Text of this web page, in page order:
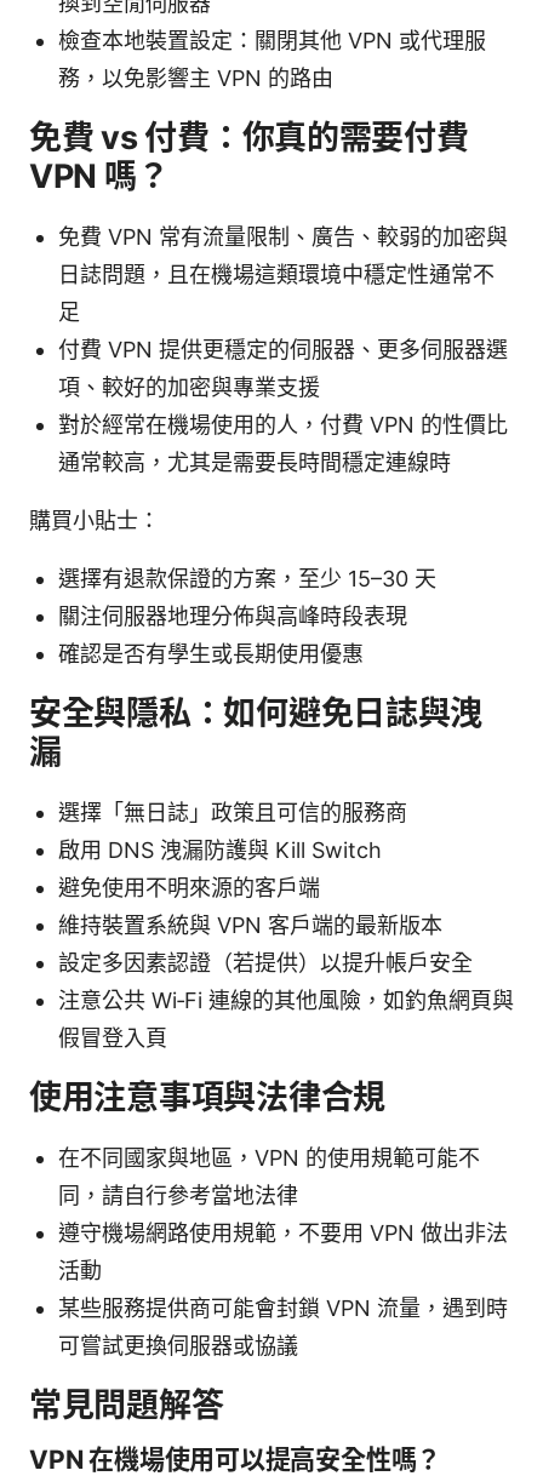
檢查本地裝置設定：關閉其他 VPN 或代理服
務，以免影響主 VPN 的路由
免費 vs 付費：你真的需要付費
VPN 嗎？
免費 VPN 常有流量限制、廣告、較弱的加密與
日誌問題，且在機場這類環境中穩定性通常不
足
付費 VPN 提供更穩定的伺服器、更多伺服器選
項、較好的加密與專業支援
對於經常在機場使用的人，付費 VPN 的性價比
通常較高，尤其是需要長時間穩定連線時
購買小貼士：
選擇有退款保證的方案，至少 15–30 天
關注伺服器地理分佈與高峰時段表現
確認是否有學生或長期使用優惠
安全與隱私：如何避免日誌與洩
漏
選擇「無日誌」政策且可信的服務商
啟用 DNS 洩漏防護與 Kill Switch
避免使用不明來源的客戶端
維持裝置系統與 VPN 客戶端的最新版本
設定多因素認證（若提供）以提升帳戶安全
注意公共 Wi‑Fi 連線的其他風險，如釣魚網頁與
假冒登入頁
使用注意事項與法律合規
在不同國家與地區，VPN 的使用規範可能不
同，請自行參考當地法律
遵守機場網路使用規範，不要用 VPN 做出非法
活動
某些服務提供商可能會封鎖 VPN 流量，遇到時
可嘗試更換伺服器或協議
常見問題解答
VPN 在機場使用可以提高安全性嗎？